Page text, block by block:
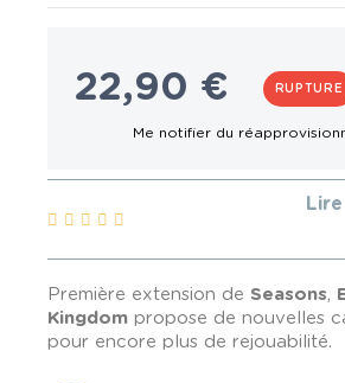
22,90 € RUPTURE
Première extension de Seasons,
Kingdom propose de nouvelles
pour encore plus de rejouabilité.